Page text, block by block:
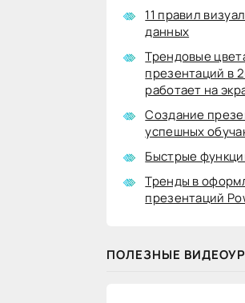
11 правил
данных
Трендовые
презентаций в
работает на
Создание
успешных
Быстрые
Тренды в
презентаций
ПОЛЕЗНЫЕ